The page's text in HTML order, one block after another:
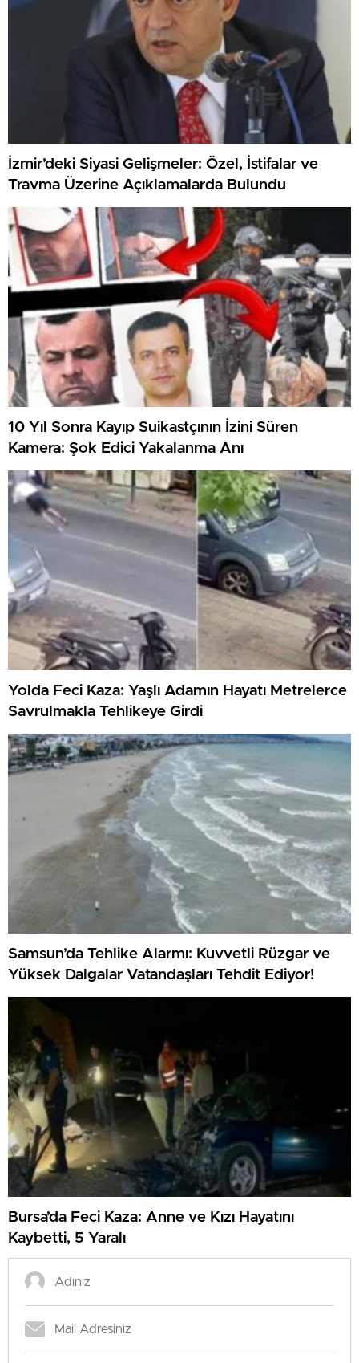
İzmir’deki Siyasi Gelişmeler: Özel, İstifalar ve
Travma Üzerine Açıklamalarda Bulundu
10 Yıl Sonra Kayıp Suikastçının İzini Süren
Kamera: Şok Edici Yakalanma Anı
Yolda Feci Kaza: Yaşlı Adamın Hayatı Metrelerce
Savrulmakla Tehlikeye Girdi
Samsun’da Tehlike Alarmı: Kuvvetli Rüzgar ve
Yüksek Dalgalar Vatandaşları Tehdit Ediyor!
Bursa’da Feci Kaza: Anne ve Kızı Hayatını
Kaybetti, 5 Yaralı